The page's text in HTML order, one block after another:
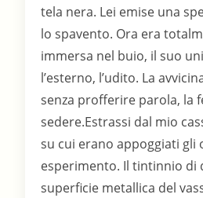
tela nera. Lei emise una
lo spavento. Ora era
immersa nel buio, il suo
l’esterno, l’udito. La
senza profferire parola, la
sedere.Estrassi dal mio
su cui erano appoggiati gli
esperimento. Il tintinnio di
superficie metallica del